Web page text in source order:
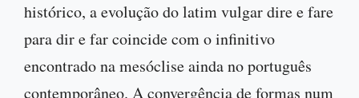
histórico, a evolução do latim vulgar dire e fare
para dir e far coincide com o infinitivo
encontrado na mesóclise ainda no português
contemporâneo. A convergência de formas num